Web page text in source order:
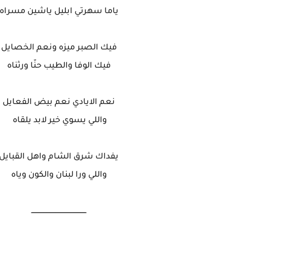
ياما سهرتي ابليل ياشين مسراه
فيك الصبر ميزه ونعم الخصايل
فيك الوفا والطيب حنّا ورثناه
نعم الايادي نعم بيض الفعايل
واللي يسوي خير لابد يلقاه
يفداك شرق الشام واهل القبايل
واللي ورا لبنان والكون وياه
ــــــــــــــــــــــــــــــــــــــــــــــــــــــ